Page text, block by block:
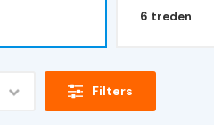
6 treden
Filters